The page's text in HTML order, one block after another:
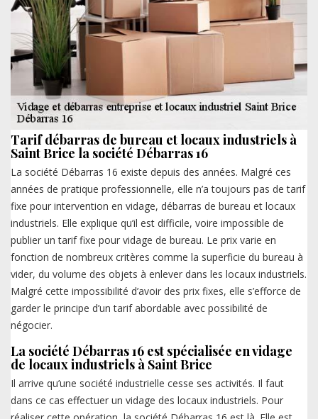
Tarif débarras de bureau et locaux industriels à
Saint Brice la société Débarras 16
La société Débarras 16 existe depuis des années. Malgré ces
années de pratique professionnelle, elle n’a toujours pas de tarif
fixe pour intervention en vidage, débarras de bureau et locaux
industriels. Elle explique qu’il est difficile, voire impossible de
publier un tarif fixe pour vidage de bureau. Le prix varie en
fonction de nombreux critères comme la superficie du bureau à
vider, du volume des objets à enlever dans les locaux industriels.
Malgré cette impossibilité d’avoir des prix fixes, elle s’efforce de
garder le principe d’un tarif abordable avec possibilité de
négocier.
La société Débarras 16 est spécialisée en vidage
de locaux industriels à Saint Brice
Il arrive qu’une société industrielle cesse ses activités. Il faut
dans ce cas effectuer un vidage des locaux industriels. Pour